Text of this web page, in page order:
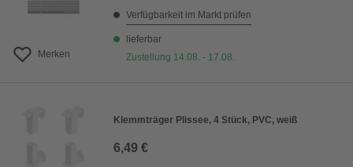
Merken
Verfügbarkeit im Markt prüfen
lieferbar
Zustellung 14.08. - 17.08.
Klemmträger Plissee, 4 Stück, PVC, weiß
6,49 €